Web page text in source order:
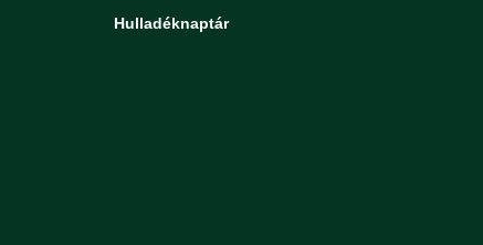
Hulladéknaptár